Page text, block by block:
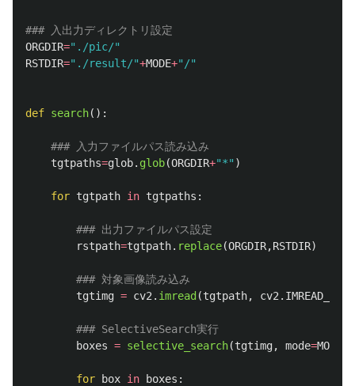
ORGDIR=" ./pic/"
RSTDIR=" ./result/"+MODE+" /"
def search():
tgtpaths=glob. glob(ORGDIR+"*" )
for tgtpath in tgtpaths :
rstpath=tgtpath. replace(ORGDIR,RSTDIR)
tgtimg = cv2 . imread (tgtpath, cv2 .
boxes = selective_search(tgtimg, mode=MODE
for box in boxes :